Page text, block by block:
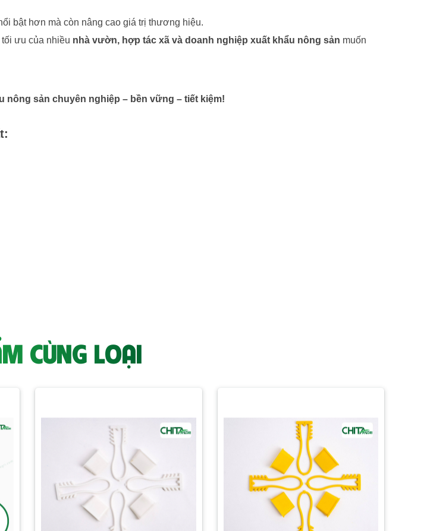
bật hơn mà còn nâng cao giá trị thương hiệu.
ưu của nhiều nhà vườn, hợp tác xã và doanh nghiệp xuất khẩu nông sản muốn
sản chuyên nghiệp – bền vững – tiết kiệm!
CÙNG LOẠI